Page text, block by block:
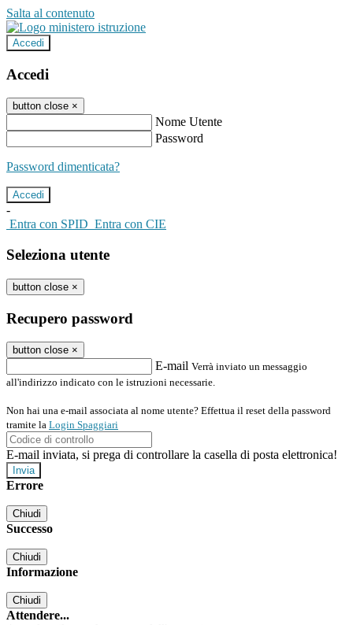
Salta al contenuto
Accedi
Accedi
button close ×
Nome Utente
Password
Password dimenticata?
-
Entra con SPID Entra con CIE
Seleziona utente
button close ×
Recupero password
button close ×
E-mail Verrà inviato un messaggio
all'indirizzo indicato con le istruzioni necessarie.
Non hai una e-mail associata al nome utente? Effettua il reset della password
tramite la Login Spaggiari
E-mail inviata, si prega di controllare la casella di posta elettronica!
Errore
Chiudi
Successo
Chiudi
Informazione
Chiudi
Attendere...